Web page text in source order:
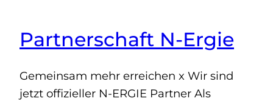
Partnerschaft N-Ergie
Gemeinsam mehr erreichen x Wir sind
jetzt offizieller N-ERGIE Partner Als